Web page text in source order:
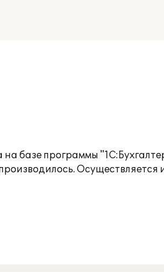
базе программы